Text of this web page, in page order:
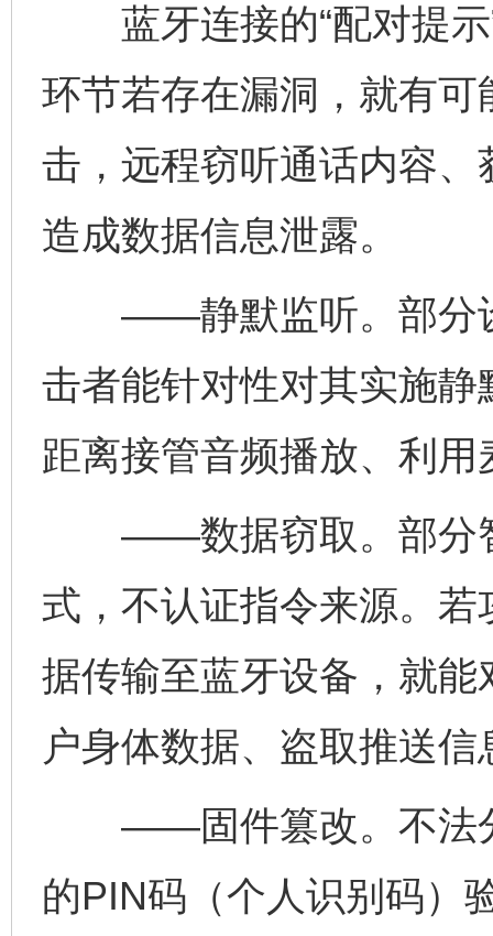
蓝牙连接的“配对提示
环节若存在漏洞，就有
击，远程窃听通话内容
造成数据信息泄露。
——静默监听。部分设
击者能针对性对其实施
距离接管音频播放、利
——数据窃取。部分智
式，不认证指令来源。
据传输至蓝牙设备，就
户身体数据、盗取推送信
——固件篡改。不法分
的PIN码（个人识别码）